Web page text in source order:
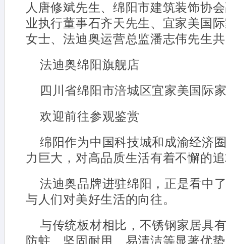
人唐修斌先生、绵阳市建筑装饰协
业执行董事石齐天先生、宜家美国
女士、法迪奥运营总监潘志伟先生
法迪奥绵阳旗舰店
四川省绵阳市涪城区宜家美国际
欢迎前往参观鉴赏
绵阳作为中国科技城和成渝经济
力巨大，对高品质生活有着不懈的
法迪奥品牌进驻绵阳，正是看中
与人们对美好生活的向往。
与传统板材相比，不锈钢家居具
防蛀、坚固耐用、易清洁等显著优